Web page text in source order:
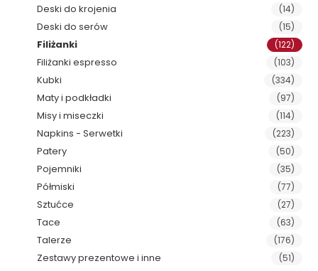
Deski do krojenia (14)
Deski do serów (15)
Filiżanki (122)
Filiżanki espresso (103)
Kubki (334)
Maty i podkładki (97)
Misy i miseczki (114)
Napkins - Serwetki (223)
Patery (50)
Pojemniki (35)
Półmiski (77)
Sztućce (27)
Tace (63)
Talerze (176)
Zestawy prezentowe i inne (51)